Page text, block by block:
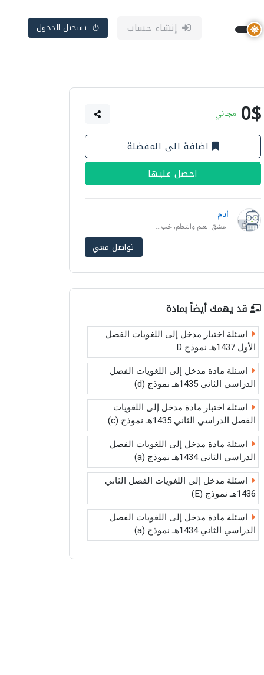
إنشاء حساب تسجيل الدخول
0$ مجاني
اضافة الى المفضلة
احصل عليها
ادم
اعشق العلم والتعلم, خب...
تواصل معي
قد يهمك أيضاً بمادة
اسئلة اختبار مدخل إلى اللغويات الفصل
الأول 1437هـ نموذج D
اسئلة مادة مدخل إلى اللغويات الفصل
الدراسي الثاني 1435هـ نموذج (d)
اسئلة اختبار مادة مدخل إلى اللغويات
الفصل الدراسي الثاني 1435هـ نموذج (c)
اسئلة مادة مدخل إلى اللغويات الفصل
الدراسي الثاني 1434هـ نموذج (a)
اسئلة مدخل إلى اللغويات الفصل الثاني
1436هـ نموذج (E)
اسئلة مادة مدخل إلى اللغويات الفصل
الدراسي الثاني 1434هـ نموذج (a)